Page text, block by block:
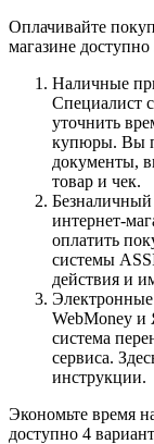
Оплачивайте
магазине
Наличные
Специалист
уточнить
купюры. Вы
документы,
товар и чек.
интернет-
оплатить
системы
действия и
Электронные
WebMoney и
система
сервиса.
инструкции.
Экономьте время
доступно 4